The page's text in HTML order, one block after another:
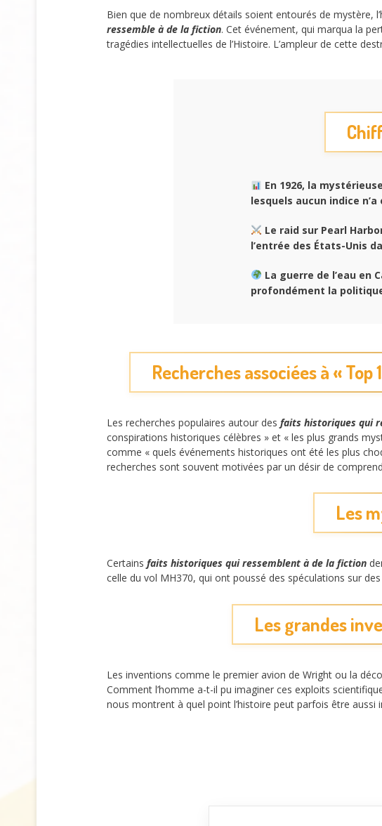
Bien que de nombreux détails soient entourés de mystère,
ressemble à de la fiction. Cet événement, qui marqua la
tragédies intellectuelles de l’Histoire. L’ampleur de cette
En 1926, la
lesquels aucun indice
Le raid sur Pearl
l’entrée des États-Unis
La guerre de l’eau en
profondément la
Recherches associées à «
Les recherches populaires autour des faits historiques qui
conspirations historiques célèbres » et « les plus grands
comme « quels événements historiques ont été les plus
recherches sont souvent motivées par un désir de
Les
Certains faits historiques qui ressemblent à de la fiction
celle du vol MH370, qui ont poussé des spéculations sur
Les grandes
Les inventions comme le premier avion de Wright ou la
Comment l’homme a-t-il pu imaginer ces exploits
nous montrent à quel point l’histoire peut parfois être aussi